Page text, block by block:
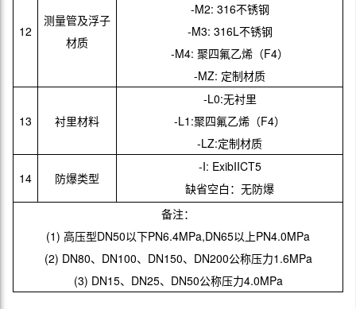
12
测量管及浮子
材质
-M2: 316不锈钢
-M3: 316L不锈钢
-M4: 聚四氟乙烯（F4）
-MZ: 定制材质
13 衬里材料
-L0:无衬里
-L1:聚四氟乙烯（F4）
-LZ:定制材质
14 防爆类型
-I: ExibIICT5
缺省空白：无防爆
备注：
(1) 高压型DN50以下PN6.4MPa,DN65以上PN4.0MPa
(2) DN80、DN100、DN150、DN200公称压力1.6MPa
(3) DN15、DN25、DN50公称压力4.0MPa